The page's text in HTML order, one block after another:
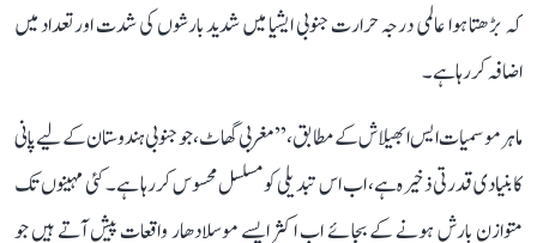
کہ بڑھتا ہوا عالمی درجہ حرارت جنوبی ایشیا میں شدید بارشوں کی شدت اور تعداد میں
اضافہ کر رہا ہے۔
ماہر موسمیات ایس ابھیلاش کے مطابق، ’’مغربی گھاٹ، جو جنوبی ہندوستان کے لیے پانی
کا بنیادی قدرتی ذخیرہ ہے، اب اس تبدیلی کو مسلسل محسوس کر رہا ہے۔ کئی مہینوں تک
متوازن بارش ہونے کے بجائے اب اکثر ایسے موسلادھار واقعات پیش آتے ہیں جو